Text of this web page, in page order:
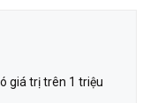
giá trị trên 1 triệu